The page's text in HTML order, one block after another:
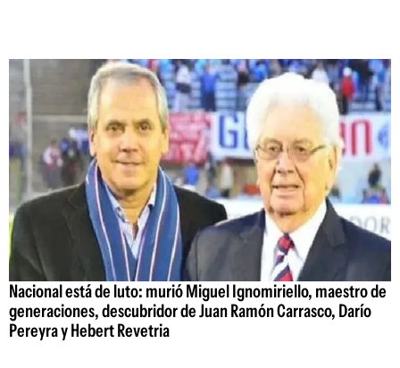
Nacional está de luto: murió Miguel Ignomiriello, maestro de
generaciones, descubridor de Juan Ramón Carrasco, Darío
Pereyra y Hebert Revetria